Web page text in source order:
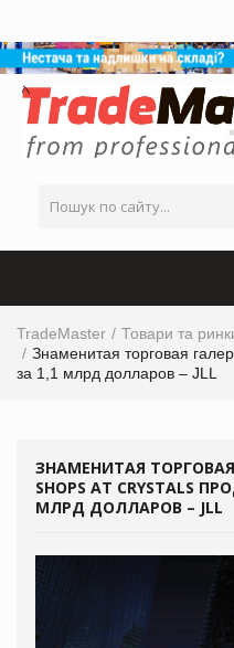
TradeMaster Товари та
Знаменитая торговая
за 1,1 млрд долларов – JLL
ЗНАМЕНИТАЯ ТОРГОВАЯ
SHOPS AT CRYSTALS
МЛРД ДОЛЛАРОВ – JLL